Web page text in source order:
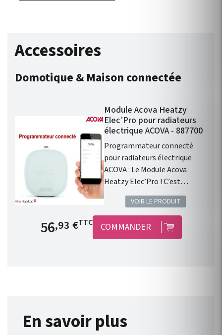
Accessoires
Domotique & Maison connectée
Module Acova Heatzy
Elec’Pro pour radiateurs
électrique ACOVA - 887700
Programmateur connecté
pour radiateurs électrique
ACOVA : Le Module Acova
Heatzy Elec’Pro ! C’est
l’accessoire qui vous
permettra de transformer les
radiateurs électriques équipés
d’un fil pilote en produits
connectés : jusqu’à 3
équipé d’un fil pilote. Il est
compatible avec une nouvelle
VOIR LE PRODUIT
Prix de base
56,93 €TTC COMMANDER
En savoir plus